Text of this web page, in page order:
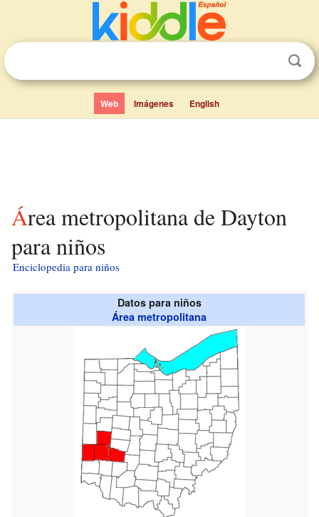
Web Imágenes English
Área metropolitana de Dayton
para niños
Enciclopedia para niños
Datos para niños
Área metropolitana